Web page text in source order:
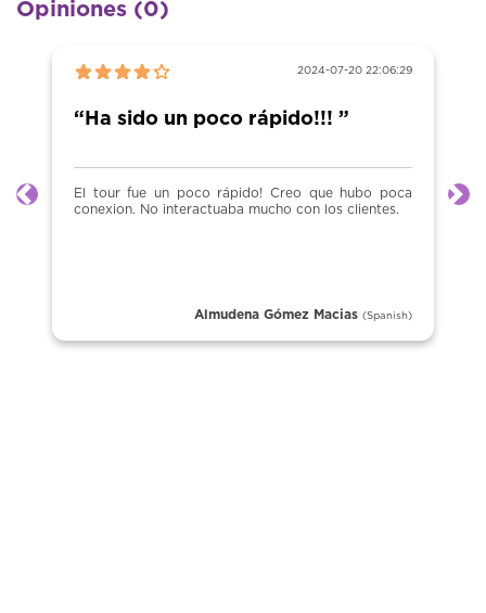
Opiniones (0)
2024-07-20 22:06:29
“Ha sido un poco rápido!!! ”
El tour fue un poco rápido! Creo que hubo poca
conexion. No interactuaba mucho con los clientes.
Almudena Gómez Macias (Spanish)
Anterior